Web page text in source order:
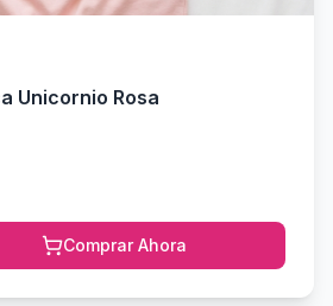
Unicornio Rosa
Comprar Ahora